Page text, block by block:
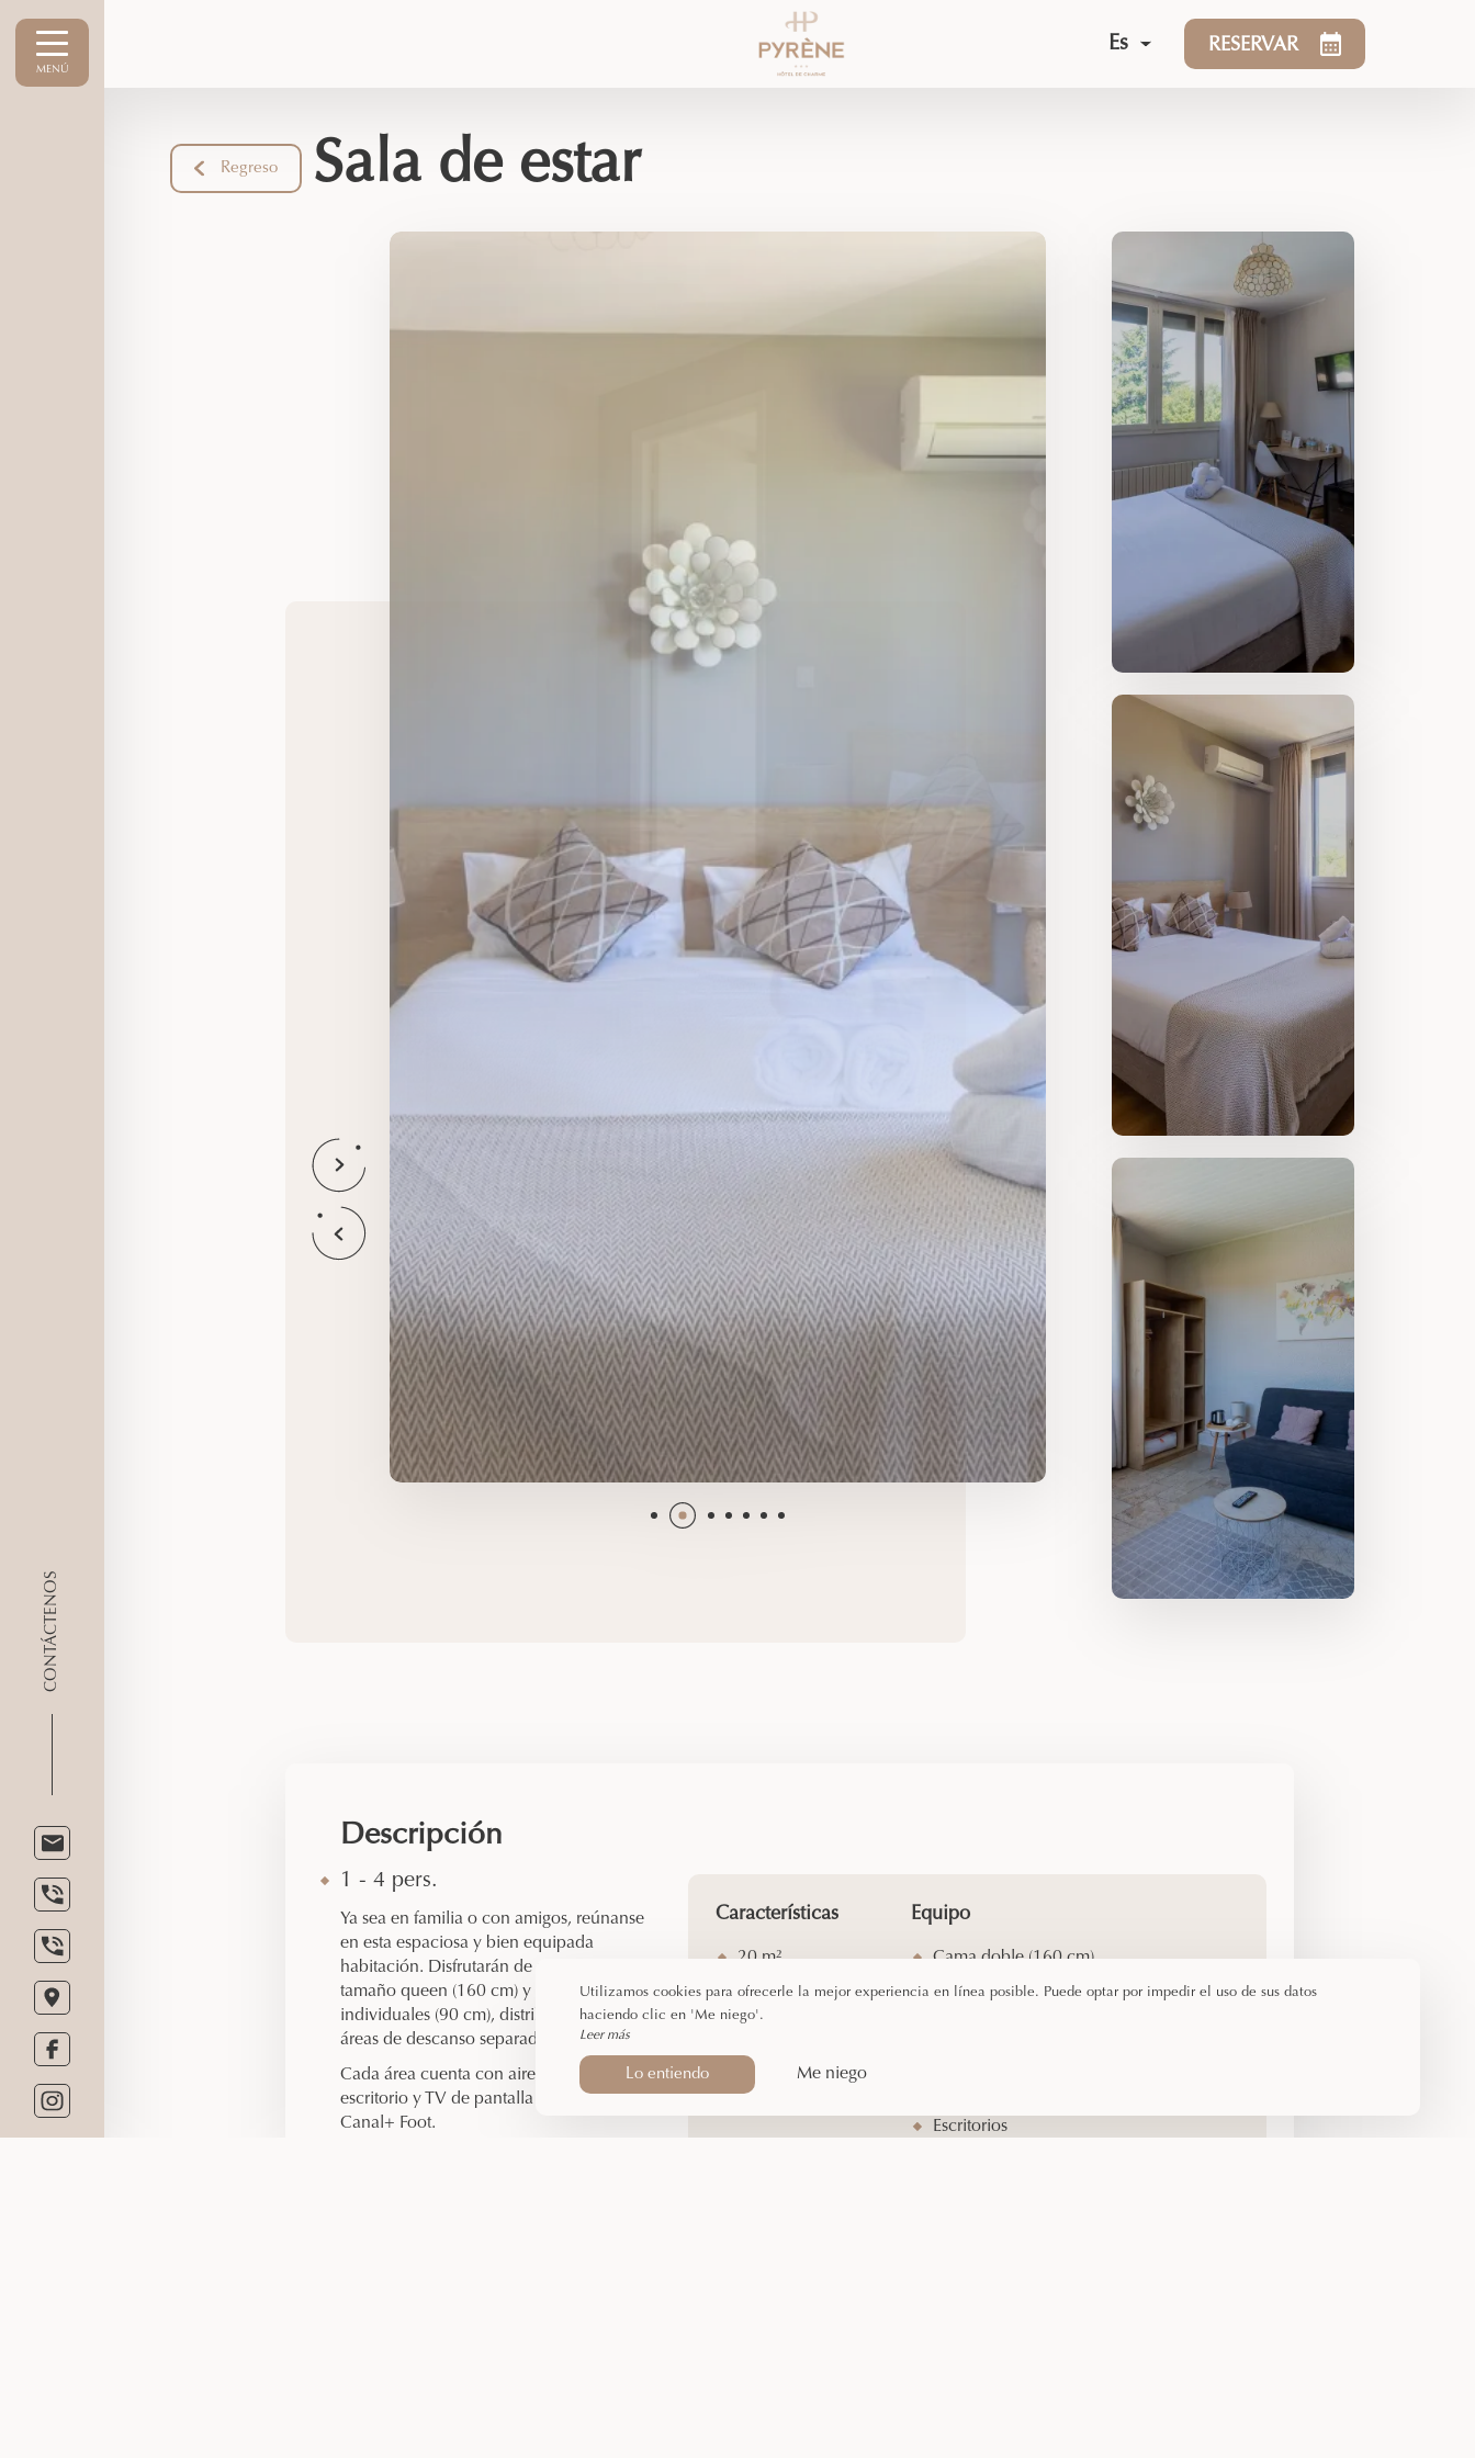
Es RESERVAR
MENÚ
CONTÁCTENOS
Regreso Sala de estar
Descripción
1 - 4 pers.
Ya sea en familia o con amigos, reúnanse
en esta espaciosa y bien equipada
habitación. Disfrutarán de una cama
tamaño queen (160 cm) y dos camas
individuales (90 cm), distribuidas en dos
áreas de descanso separadas.
Cada área cuenta con aire acondicionado,
escritorio y TV de pantalla plana con
Canal+ Foot.
Características
20 m²
Capacidad para 4
personas
las 15:00
Salida: antes de las
Equipo
Cama doble (160 cm)
2 camas individuales (90 cm)
Ducha – WC
Escritorios
Utilizamos cookies para ofrecerle la mejor experiencia en línea posible. Puede optar por impedir el uso de sus datos
haciendo clic en 'Me niego'.
Leer más
Lo entiendo Me niego